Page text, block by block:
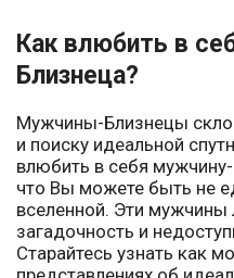
Как влюбить в
Близнеца?
Мужчины-Близнецы
и поиску идеальной
влюбить в себя
что Вы можете быть не
вселенной. Эти мужчины
загадочность и
Старайтесь узнать как